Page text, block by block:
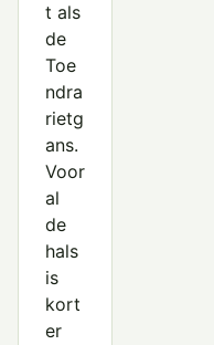
t als
de
Toe
ndra
rietg
ans.
Voor
al
de
hals
is
kort
er